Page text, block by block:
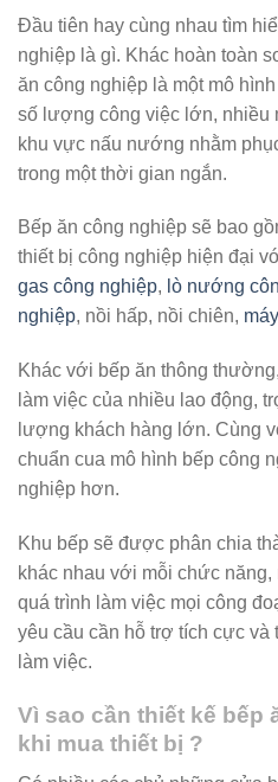
Đầu tiên hay cùng nhau tìm
nghiệp là gì. Khác hoàn toàn
ăn công nghiệp là một mô
số lượng công việc lớn, nhiều
khu vực nấu nướng nhằm
trong một thời gian ngắn.
Bếp ăn công nghiệp sẽ bao
thiết bị công nghiệp hiện đại
gas công nghiệp, lò nướng
nghiệp, nồi hấp, nồi chiên,
Khác với bếp ăn thông
làm việc của nhiều lao động,
lượng khách hàng lớn. Cùng
chuẩn cua mô hình bếp công
nghiệp hơn.
Khu bếp sẽ được phân chia
khác nhau với mỗi chức năng,
quá trình làm việc mọi công
yêu cầu cần hỗ trợ tích cực và
làm việc.
Vì sao cần thiết kế bếp
khi mua thiết bị ?